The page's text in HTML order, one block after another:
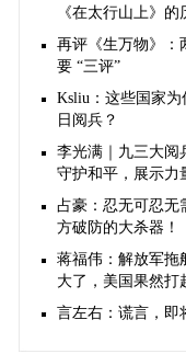
《在太行山上》的
再评《生万物》：
要 “三评”
Ksliu：这些国家为
日阅兵？
李光满｜九三大阅
守护和平，展示力
占豪：忍无可忍无
方破防的大杀器！
蒋福伟：解放军拖
大了，美国果然打
言左右：谎言，即